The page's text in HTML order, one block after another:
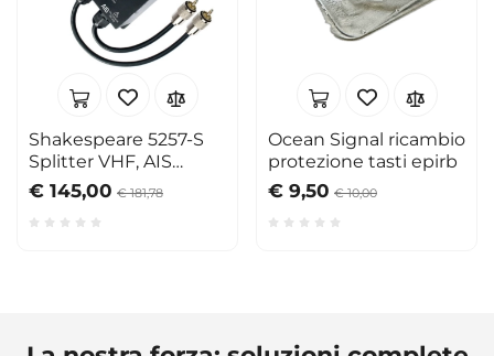
Shakespeare 5257-S
Splitter VHF, AIS
riceventi, stereo
AM/FM
€ 145,00 € 181,78
Ocean Signal ricambio
protezione tasti epirb
€ 9,50 € 10,00